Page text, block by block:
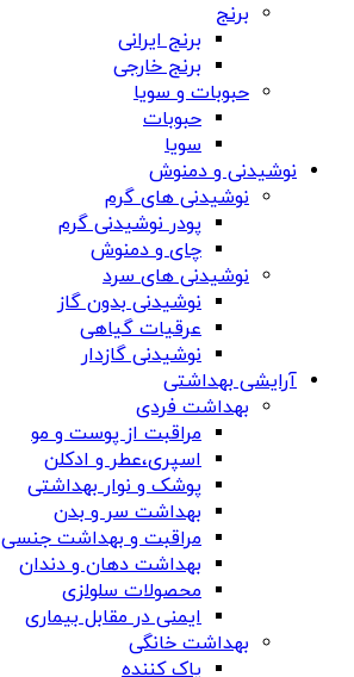
برنج
برنج ایرانی
برنج خارجی
حبوبات و سویا
حبوبات
سویا
نوشیدنی و دمنوش
نوشیدنی های گرم
پودر نوشیدنی گرم
چای و دمنوش
نوشیدنی های سرد
نوشیدنی بدون گاز
عرقیات گیاهی
نوشیدنی گازدار
آرایشی بهداشتی
بهداشت فردی
مراقبت از پوست و مو
اسپری،عطر و ادکلن
پوشک و نوار بهداشتی
بهداشت سر و بدن
مراقبت و بهداشت جنسی
بهداشت دهان و دندان
محصولات سلولزی
ایمنی در مقابل بیماری
بهداشت خانگی
پاک کننده